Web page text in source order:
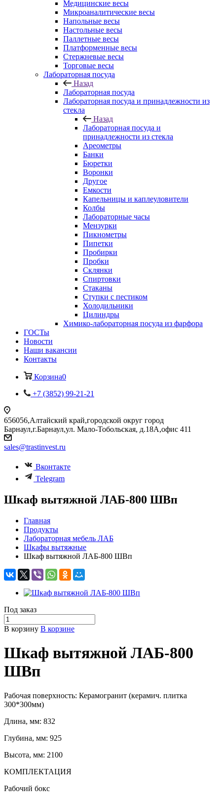
Медицинские весы
Микроаналитические весы
Напольные весы
Настольные весы
Паллетные весы
Платформенные весы
Стержневые весы
Торговые весы
Лабораторная посуда
Назад
Лабораторная посуда
Лабораторная посуда и принадлежности из
стекла
Назад
Лабораторная посуда и
принадлежности из стекла
Ареометры
Банки
Бюретки
Воронки
Другое
Емкости
Капельницы и каплеуловители
Колбы
Лабораторные часы
Мензурки
Пикнометры
Пипетки
Пробирки
Пробки
Склянки
Спиртовки
Стаканы
Ступки с пестиком
Холодильники
Цилиндры
Химико-лабораторная посуда из фарфора
ГОСТы
Новости
Наши вакансии
Контакты
Корзина0
+7 (3852) 99-21-21
656056,Алтайский край,городской округ город
Барнаул,г.Барнаул,ул. Мало-Тобольская, д.18А,офис 411
sales@trastinvest.ru
Вконтакте
Telegram
Шкаф вытяжной ЛАБ-800 ШВп
Главная
Продукты
Лабораторная мебель ЛАБ
Шкафы вытяжные
Шкаф вытяжной ЛАБ-800 ШВп
Под заказ
В корзину В корзине
Шкаф вытяжной ЛАБ-800
ШВп
Рабочая поверхность: Керамогранит (керамич. плитка
300*300мм)
Длина, мм: 832
Глубина, мм: 925
Высота, мм: 2100
КОМПЛЕКТАЦИЯ
Рабочий бокс